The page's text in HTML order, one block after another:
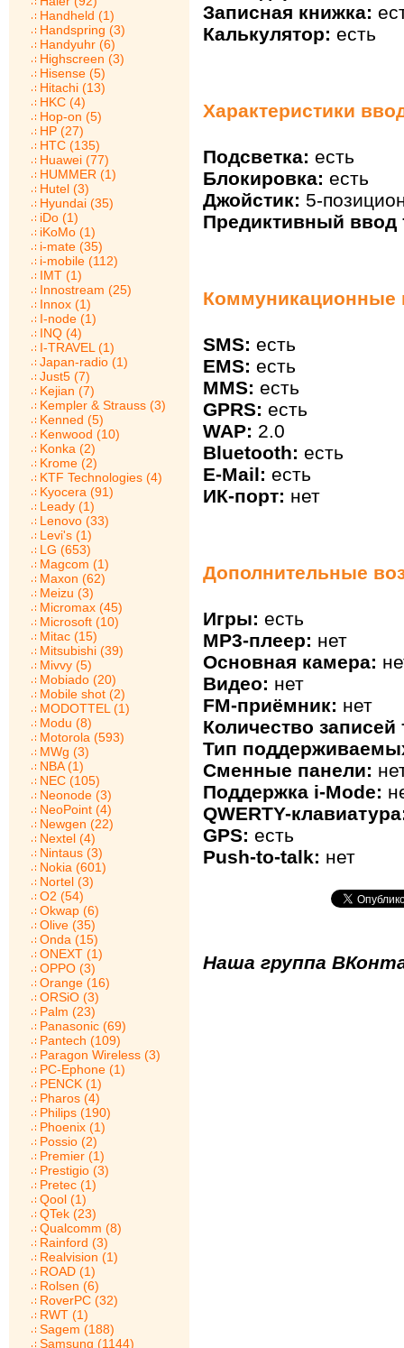
Handheld (1)
Handspring (3)
Handyuhr (6)
Highscreen (3)
Hisense (5)
Hitachi (13)
HKC (4)
Hop-on (5)
HP (27)
HTC (135)
Huawei (77)
HUMMER (1)
Hutel (3)
Hyundai (35)
iDo (1)
iKoMo (1)
i-mate (35)
i-mobile (112)
IMT (1)
Innostream (25)
Innox (1)
I-node (1)
INQ (4)
I-TRAVEL (1)
Japan-radio (1)
Just5 (7)
Kejian (7)
Kempler & Strauss (3)
Kenned (5)
Kenwood (10)
Konka (2)
Krome (2)
KTF Technologies (4)
Kyocera (91)
Leady (1)
Lenovo (33)
Levi's (1)
LG (653)
Magcom (1)
Maxon (62)
Meizu (3)
Micromax (45)
Microsoft (10)
Mitac (15)
Mitsubishi (39)
Mivvy (5)
Mobiado (20)
Mobile shot (2)
MODOTTEL (1)
Modu (8)
Motorola (593)
MWg (3)
NBA (1)
NEC (105)
Neonode (3)
NeoPoint (4)
Newgen (22)
Nextel (4)
Nintaus (3)
Nokia (601)
Nortel (3)
O2 (54)
Okwap (6)
Olive (35)
Onda (15)
ONEXT (1)
OPPO (3)
Orange (16)
ORSiO (3)
Palm (23)
Panasonic (69)
Pantech (109)
Paragon Wireless (3)
PC-Ephone (1)
PENCK (1)
Pharos (4)
Philips (190)
Phoenix (1)
Possio (2)
Premier (1)
Prestigio (3)
Pretec (1)
Qool (1)
QTek (23)
Qualcomm (8)
Rainford (3)
Realvision (1)
ROAD (1)
Rolsen (6)
RoverPC (32)
RWT (1)
Sagem (188)
Samsung (1144)
Записная книжка:
Калькулятор: есть
Характеристики
Подсветка: есть
Блокировка: есть
Джойстик: 5-
Предиктивный ввод
Коммуникационные
SMS: есть
EMS: есть
MMS: есть
GPRS: есть
WAP: 2.0
Bluetooth: есть
E-Mail: есть
ИК-порт: нет
Дополнительные
Игры: есть
MP3-плеер: нет
Основная камера:
Видео: нет
FM-приёмник: нет
Количество
Тип
Сменные панели:
Поддержка i-Mode:
QWERTY-
GPS: есть
Push-to-talk: нет
Наша группа